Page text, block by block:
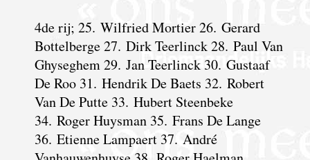
4de rij; 25. Wilfried Mortier 26. Gerard
Bottelberge 27. Dirk Teerlinck 28. Paul Van
Ghyseghem 29. Jan Teerlinck 30. Gustaaf
De Roo 31. Hendrik De Baets 32. Robert
Van De Putte 33. Hubert Steenbeke
34. Roger Huysman 35. Frans De Lange
36. Etienne Lampaert 37. André